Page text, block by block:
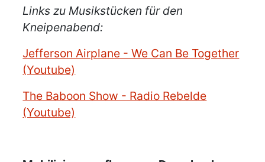
Links zu Musikstücken für den
Kneipenabend:
Jefferson Airplane - We Can Be Together
(Youtube)
The Baboon Show - Radio Rebelde
(Youtube)